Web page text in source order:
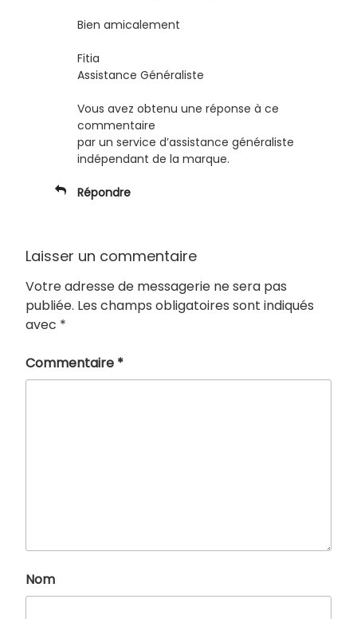
Bien amicalement
Fitia
Assistance Généraliste
Vous avez obtenu une réponse à ce
commentaire
par un service d’assistance généraliste
indépendant de la marque.
Répondre
Laisser un commentaire
Votre adresse de messagerie ne sera pas
publiée. Les champs obligatoires sont indiqués
avec *
Commentaire *
Nom